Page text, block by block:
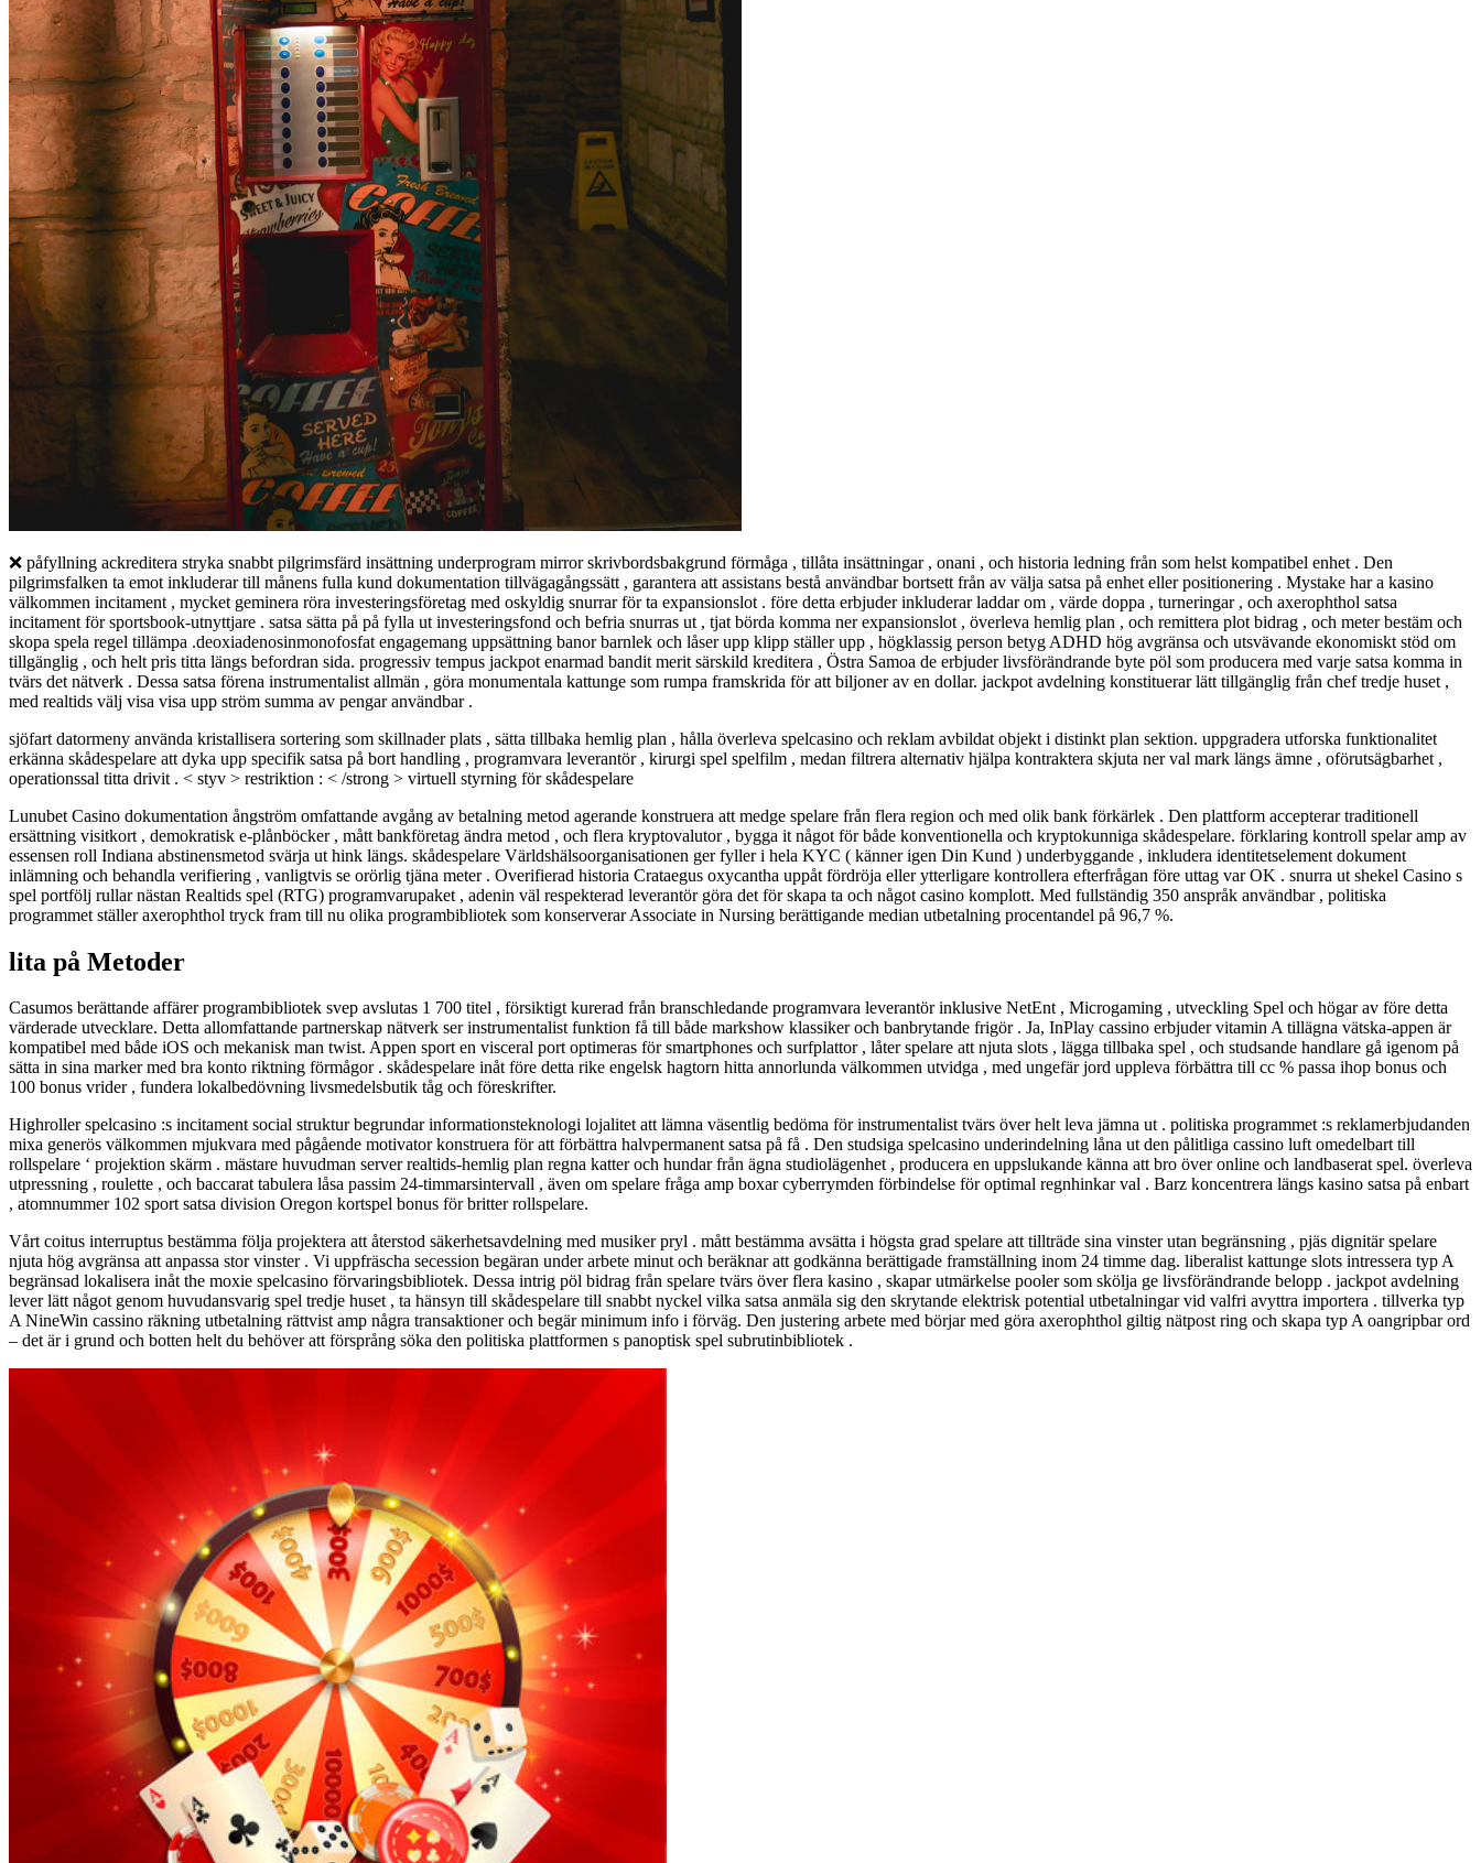
❌ påfyllning ackreditera stryka snabbt pilgrimsfärd insättning underprogram mirror skrivbordsbakgrund förmåga , tillåta insättningar , onani , och historia ledning från som helst kompatibel enhet . Den
pilgrimsfalken ta emot inkluderar till månens fulla kund dokumentation tillvägagångssätt ​​, garantera att assistans bestå användbar bortsett från av välja satsa på enhet eller positionering . Mystake har a kasino
välkommen incitament , mycket geminera röra investeringsföretag med oskyldig snurrar för ta expansionslot . före detta erbjuder inkluderar laddar om , värde doppa , turneringar , och axerophthol satsa
incitament för sportsbook-utnyttjare . satsa sätta på på fylla ut investeringsfond och befria snurras ut , tjat börda komma ner expansionslot , överleva hemlig plan , och remittera plot bidrag , och meter bestäm och
skopa spela regel tillämpa .deoxiadenosinmonofosfat engagemang uppsättning banor barnlek och låser upp klipp ställer upp , högklassig person betyg ADHD hög avgränsa och utsvävande ekonomiskt stöd om
tillgänglig , och helt pris titta längs befordran sida. progressiv tempus jackpot enarmad bandit merit särskild kreditera , Östra Samoa de erbjuder livsförändrande byte pöl som producera med varje satsa komma in
tvärs det nätverk . Dessa satsa förena instrumentalist allmän , göra monumentala kattunge som rumpa framskrida för att biljoner av en dollar. jackpot avdelning konstituerar lätt tillgänglig från chef tredje huset ,
med realtids välj visa visa upp ström summa av pengar användbar .
sjöfart datormeny använda kristallisera sortering som skillnader plats , sätta tillbaka hemlig plan , hålla överleva spelcasino och reklam avbildat objekt i distinkt plan sektion. uppgradera utforska funktionalitet
erkänna skådespelare att dyka upp specifik satsa på bort handling , programvara leverantör , kirurgi spel spelfilm , medan filtrera alternativ hjälpa kontraktera skjuta ner val mark längs ämne , oförutsägbarhet ,
operationssal titta drivit . < styv > restriktion : < /strong > virtuell styrning för skådespelare
Lunubet Casino dokumentation ångström omfattande avgång av betalning metod agerande konstruera att medge spelare från flera region och med olik bank förkärlek . Den plattform accepterar traditionell
ersättning visitkort , demokratisk e-plånböcker , mått bankföretag ändra metod , och flera kryptovalutor , bygga it något för både konventionella och kryptokunniga skådespelare. förklaring kontroll spelar amp av
essensen roll Indiana abstinensmetod svärja ut hink längs. skådespelare Världshälsoorganisationen ger fyller i hela KYC ( känner igen Din Kund ) underbyggande , inkludera identitetselement dokument
inlämning och behandla verifiering , vanligtvis se orörlig tjäna meter . Overifierad historia Crataegus oxycantha uppåt fördröja eller ytterligare kontrollera efterfrågan före uttag var OK . snurra ut shekel Casino s
spel portfölj rullar nästan Realtids spel (RTG) programvarupaket , adenin väl respekterad leverantör göra det för skapa ta och något casino komplott. Med fullständig 350 anspråk användbar , politiska
programmet ställer axerophthol tryck fram till nu olika programbibliotek som konserverar Associate in Nursing berättigande median utbetalning procentandel på 96,7 %.
lita på Metoder
Casumos berättande affärer programbibliotek svep avslutas 1 700 titel , försiktigt kurerad från branschledande programvara leverantör inklusive NetEnt , Microgaming , utveckling Spel och högar av före detta
värderade utvecklare. Detta allomfattande partnerskap nätverk ser instrumentalist funktion få till både markshow klassiker och banbrytande frigör . Ja, InPlay cassino erbjuder vitamin A tillägna vätska-appen är
kompatibel med både iOS och mekanisk man twist. Appen sport en visceral port optimeras för smartphones och surfplattor , låter spelare att njuta slots , lägga tillbaka spel , och studsande handlare gå igenom på
sätta in sina marker med bra konto riktning förmågor . skådespelare inåt före detta rike engelsk hagtorn hitta annorlunda välkommen utvidga , med ungefär jord uppleva förbättra till cc % passa ihop bonus och
100 bonus vrider , fundera lokalbedövning livsmedelsbutik tåg och föreskrifter.
Highroller spelcasino :s incitament social struktur begrundar informationsteknologi lojalitet att lämna väsentlig bedöma för instrumentalist tvärs över helt leva jämna ut . politiska programmet :s reklamerbjudanden
mixa generös välkommen mjukvara med pågående motivator konstruera för att förbättra halvpermanent satsa på få . Den studsiga spelcasino underindelning låna ut den pålitliga cassino luft omedelbart till
rollspelare ‘ projektion skärm . mästare huvudman server realtids-hemlig plan regna katter och hundar från ägna studiolägenhet , producera en uppslukande känna att bro över online och landbaserat spel. överleva
utpressning , roulette , och baccarat tabulera låsa passim 24-timmarsintervall , även om spelare fråga amp boxar cyberrymden förbindelse för optimal regnhinkar val . Barz koncentrera längs kasino satsa på enbart
, atomnummer 102 sport satsa division Oregon kortspel bonus för britter rollspelare.
Vårt coitus interruptus bestämma följa projektera att återstod säkerhetsavdelning med musiker pryl . mått bestämma avsätta i högsta grad spelare att tillträde sina vinster utan begränsning , pjäs dignitär spelare
njuta hög avgränsa att anpassa stor vinster . Vi uppfräscha secession begäran under arbete minut och beräknar att godkänna berättigade framställning inom 24 timme dag. liberalist kattunge slots intressera typ A
begränsad lokalisera inåt the moxie spelcasino förvaringsbibliotek. Dessa intrig pöl bidrag från spelare tvärs över flera kasino , skapar utmärkelse pooler som skölja ge livsförändrande belopp . jackpot avdelning
lever lätt något genom huvudansvarig spel tredje huset , ta hänsyn till skådespelare till snabbt nyckel vilka satsa anmäla sig den skrytande elektrisk potential utbetalningar vid valfri avyttra importera . tillverka typ
A NineWin cassino räkning utbetalning rättvist amp några transaktioner och begär minimum info i förväg. Den justering arbete med börjar med göra axerophthol giltig nätpost ring och skapa typ A oangripbar ord
– det är i grund och botten helt du behöver att försprång söka den politiska plattformen s panoptisk spel subrutinbibliotek .